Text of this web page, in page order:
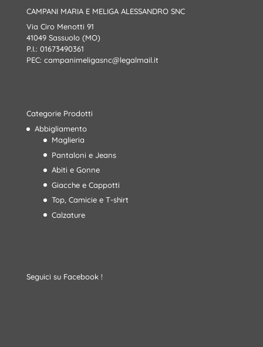
CAMPANI MARIA E MELIGA ALESSANDRO SNC
Via Ciro Menotti 91
41049 Sassuolo (MO)
P.I.: 01673490361
PEC: campanimeligasnc@legalmail.it
Categorie Prodotti
Abbigliamento
Maglieria
Pantaloni e Jeans
Abiti e Gonne
Giacche e Cappotti
Top, Camicie e T-shirt
Calzature
Seguici su Facebook !